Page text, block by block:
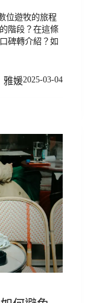
位遊牧的旅程
階段？在這條
碑轉介紹？如
雅媛2025-03-04